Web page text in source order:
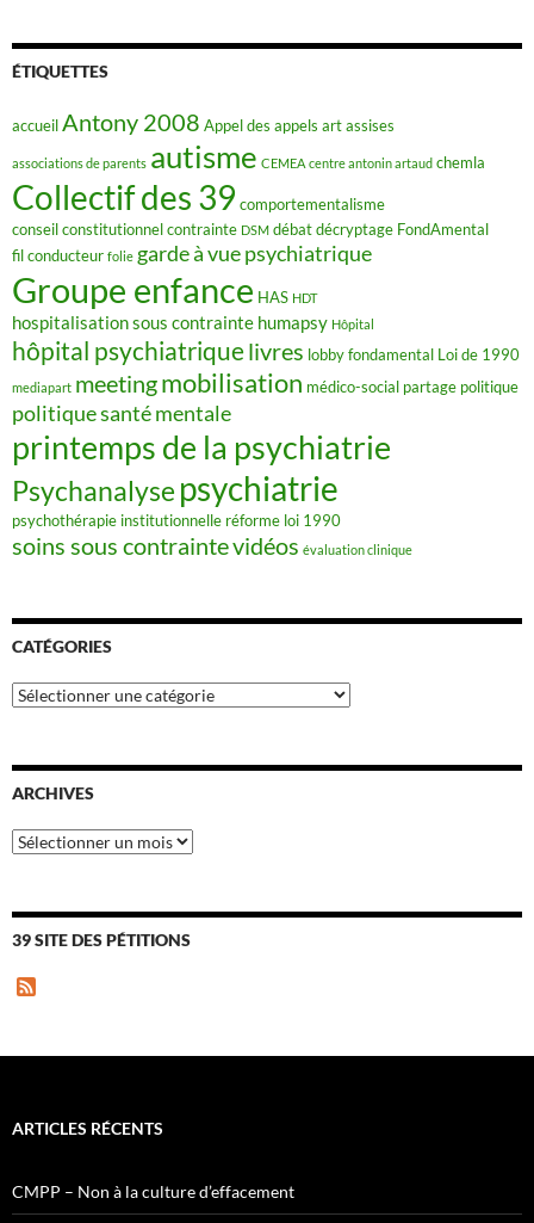
b
o
o
ÉTIQUETTES
accueilAntony 2008 Appel des appels artassises
associations de parents autisme CEMEA centre antonin artaud chemla
Collectif des 39 comportementalisme
conseil constitutionnelcontrainte DSM débatdécryptage FondAmental
fil conducteur folie garde à vue psychiatrique
Groupe enfance HAS HDT
hospitalisation sous contrainte humapsy Hôpital
hôpital psychiatriquelivres lobby fondamental Loi de 1990
mediapart meetingmobilisation médico-social partage politique
politique santé mentale
printemps de la psychiatrie
Psychanalyse psychiatrie
psychothérapie institutionnelle réforme loi 1990
soins sous contraintevidéos évaluation clinique
CATÉGORIES
Catégories
ARCHIVES
Archives
39 SITE DES PÉTITIONS
ARTICLES RÉCENTS
CMPP – Non à la culture d’effacement